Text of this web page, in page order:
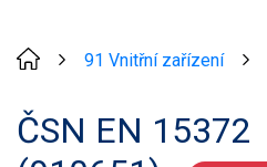
91 Vnitřní zařízení
ČSN EN 15372